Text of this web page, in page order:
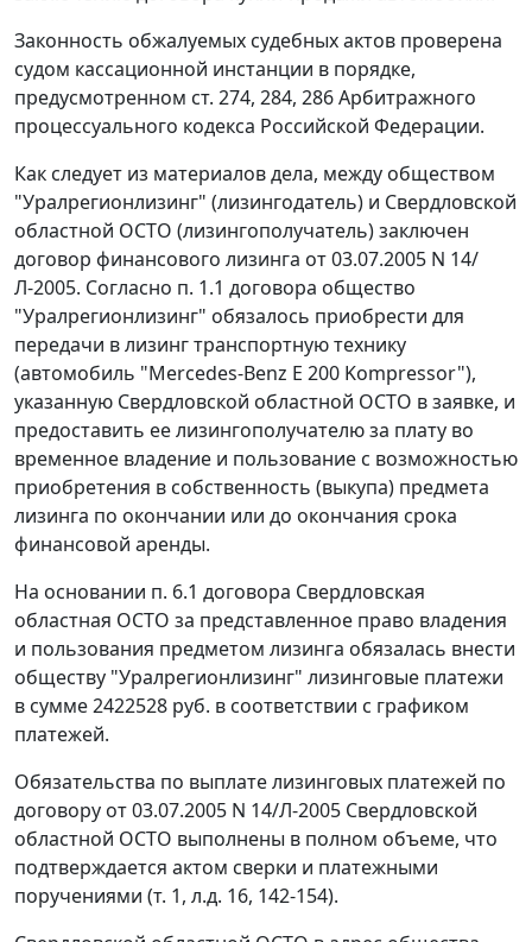
Законность обжалуемых судебных актов проверена
судом кассационной инстанции в порядке,
предусмотренном ст. 274, 284, 286Арбитражного
процессуального кодекса Российской Федерации.
Как следует из материалов дела, между обществом
"Уралрегионлизинг" (лизингодатель) и Свердловской
областной ОСТО (лизингополучатель) заключен
договор финансового лизинга от 03.07.2005 N 14/
Л-2005. Согласно п. 1.1 договора общество
"Уралрегионлизинг" обязалось приобрести для
передачи в лизинг транспортную технику
(автомобиль "Mercedes-Benz E 200 Kompressor"),
указанную Свердловской областной ОСТО в заявке, и
предоставить ее лизингополучателю за плату во
временное владение и пользование с возможностью
приобретения в собственность (выкупа) предмета
лизинга по окончании или до окончания срока
финансовой аренды.
На основании п. 6.1 договора Свердловская
областная ОСТО за представленное право владения
и пользования предметом лизинга обязалась внести
обществу "Уралрегионлизинг" лизинговые платежи
в сумме 2422528 руб. в соответствии с графиком
платежей.
Обязательства по выплате лизинговых платежей по
договору от 03.07.2005 N 14/Л-2005 Свердловской
областной ОСТО выполнены в полном объеме, что
подтверждается актом сверки и платежными
поручениями (т. 1, л.д. 16, 142-154).